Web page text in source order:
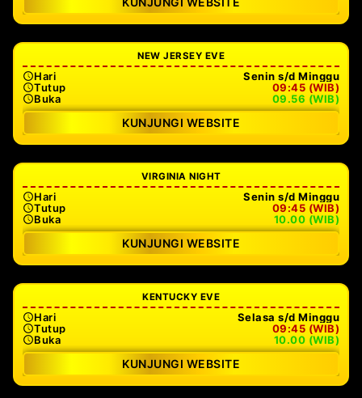
NEW JERSEY EVE
Hari
Senin s/d Minggu
Tutup
09:45 (WIB)
Buka
09.56 (WIB)
KUNJUNGI WEBSITE
VIRGINIA NIGHT
Hari
Senin s/d Minggu
Tutup
09:45 (WIB)
Buka
10.00 (WIB)
KUNJUNGI WEBSITE
KENTUCKY EVE
Hari
Selasa s/d Minggu
Tutup
09:45 (WIB)
Buka
10.00 (WIB)
KUNJUNGI WEBSITE